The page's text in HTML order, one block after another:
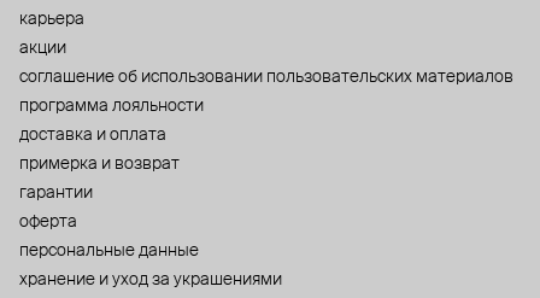
карьера
акции
cоглашение об использовании пользовательских материалов
программа лояльности
доставка и оплата
примерка и возврат
гарантии
оферта
персональные данные
хранение и уход за украшениями